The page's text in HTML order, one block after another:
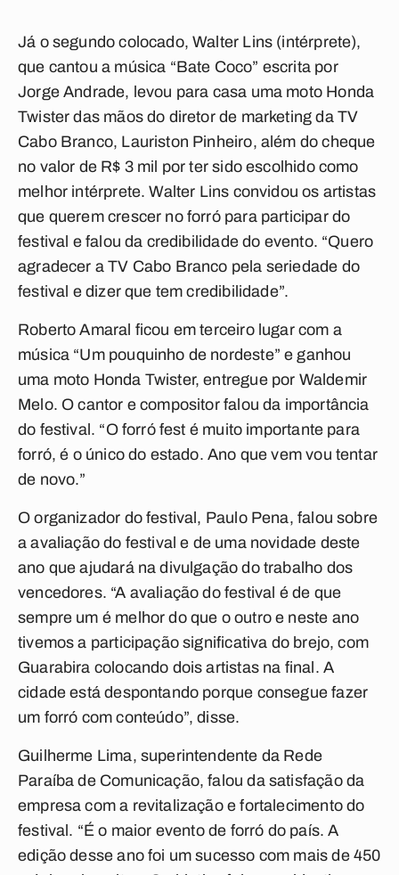
Já o segundo colocado, Walter Lins (intérprete),
que cantou a música “Bate Coco” escrita por
Jorge Andrade, levou para casa uma moto Honda
Twister das mãos do diretor de marketing da TV
Cabo Branco, Lauriston Pinheiro, além do cheque
no valor de R$ 3 mil por ter sido escolhido como
melhor intérprete. Walter Lins convidou os artistas
que querem crescer no forró para participar do
festival e falou da credibilidade do evento. “Quero
agradecer a TV Cabo Branco pela seriedade do
festival e dizer que tem credibilidade”.
Roberto Amaral ficou em terceiro lugar com a
música “Um pouquinho de nordeste” e ganhou
uma moto Honda Twister, entregue por Waldemir
Melo. O cantor e compositor falou da importância
do festival. “O forró fest é muito importante para
forró, é o único do estado. Ano que vem vou tentar
de novo.”
O organizador do festival, Paulo Pena, falou sobre
a avaliação do festival e de uma novidade deste
ano que ajudará na divulgação do trabalho dos
vencedores. “A avaliação do festival é de que
sempre um é melhor do que o outro e neste ano
tivemos a participação significativa do brejo, com
Guarabira colocando dois artistas na final. A
cidade está despontando porque consegue fazer
um forró com conteúdo”, disse.
Guilherme Lima, superintendente da Rede
Paraíba de Comunicação, falou da satisfação da
empresa com a revitalização e fortalecimento do
festival. “É o maior evento de forró do país. A
edição desse ano foi um sucesso com mais de 450